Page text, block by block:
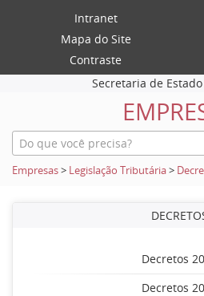
Intranet
Mapa do Site
Contraste
Secretaria de
Empresas> Legislação Tributária>
Decretos
Decretos